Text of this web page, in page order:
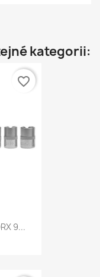
kategorii:
9...
favorite_border